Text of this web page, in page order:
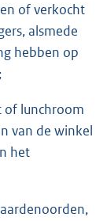
of verkocht
alsmede
hebben op
of lunchroom
van de winkel
het